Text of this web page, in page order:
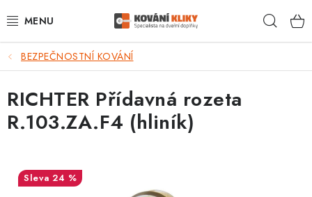
na
VÝPRODEJ - TOP AKCE
BLOG
UŽITEČNÉ RADY
VRÁCENÍ ZBOŽÍ
BEZPEČNOSTNÍ KOVÁNÍ
RICHTER Přídavná rozeta
R.103.ZA.F4 (hliník)
24 %